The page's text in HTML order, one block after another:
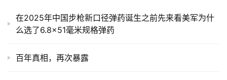
在2025年中国步枪新口径弹药诞生之前先来看美军为什
么选了6.8×51毫米规格弹药
百年真相，再次暴露